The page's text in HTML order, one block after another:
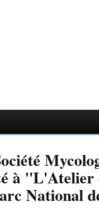
à
National